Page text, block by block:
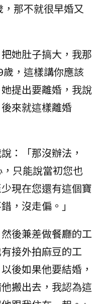
那不就很早婚又
她肚子搞大，我那
，這樣講你應該
提出要離婚，我說
來就這樣離婚
：「那沒辦法，
只能說當初您也
現在您還有這個寶
，沒走偏。」
後兼差做餐廳的工
接外拍麻豆的工
後如果他要結婚，
搬出去，我認為這